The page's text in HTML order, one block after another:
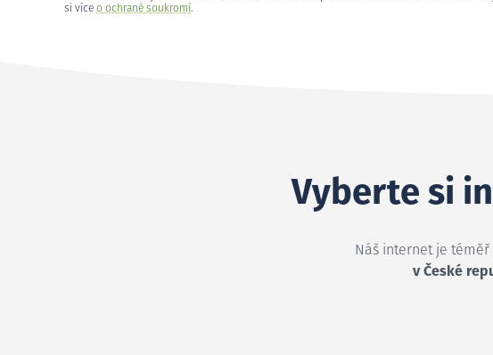
si více o ochraně soukromí.
Vyberte si
Náš internet je téměř
v České